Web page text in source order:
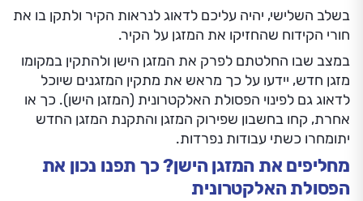
בשלב השלישי, יהיה עליכם לדאוג לנראות הקיר ולתקן בו את
חורי הקידוח שהחזיקו את המזגן על הקיר.
במצב שבו החלטתם לפרק את המזגן הישן ולהתקין במקומו
מזגן חדש, יידעו על כך מראש את מתקין המזגנים שיוכל
לדאוג גם לפינוי הפסולת האלקטרונית (המזגן הישן). כך או
אחרת, קחו בחשבון שפירוק המזגן והתקנת המזגן החדש
יתומחרו כשתי עבודות נפרדות.
מחליפים את המזגן הישן? כך תפנו נכון את
הפסולת האלקטרונית